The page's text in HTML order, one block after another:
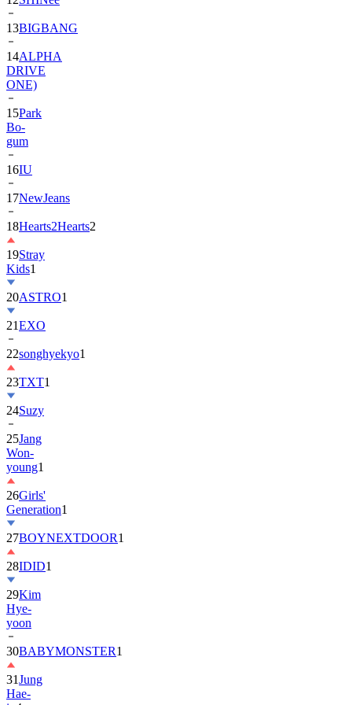
13BIGBANG
14ALPHA
DRIVE
ONE)
15Park
Bo-
gum
16IU
17NewJeans
18Hearts2Hearts2
19Stray
Kids1
20ASTRO1
21EXO
22songhyekyo1
23TXT1
24Suzy
25Jang
Won-
young1
26Girls'
Generation1
27BOYNEXTDOOR1
28IDID1
29Kim
Hye-
yoon
30BABYMONSTER1
31Jung
Hae-